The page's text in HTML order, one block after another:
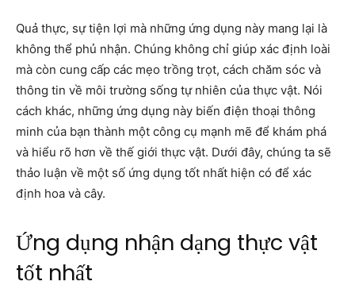
Quả thực, sự tiện lợi mà những ứng dụng này mang lại là
không thể phủ nhận. Chúng không chỉ giúp xác định loài
mà còn cung cấp các mẹo trồng trọt, cách chăm sóc và
thông tin về môi trường sống tự nhiên của thực vật. Nói
cách khác, những ứng dụng này biến điện thoại thông
minh của bạn thành một công cụ mạnh mẽ để khám phá
và hiểu rõ hơn về thế giới thực vật. Dưới đây, chúng ta sẽ
thảo luận về một số ứng dụng tốt nhất hiện có để xác
định hoa và cây.
Ứng dụng nhận dạng thực vật
tốt nhất